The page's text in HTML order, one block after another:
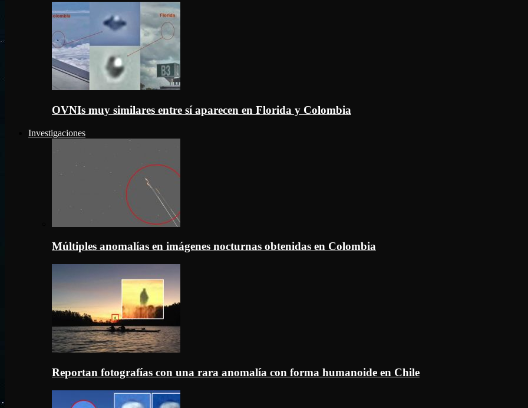
OVNIs muy similares entre sí aparecen en Florida y Colombia
Investigaciones
Múltiples anomalías en imágenes nocturnas obtenidas en Colombia
Reportan fotografías con una rara anomalía con forma humanoide en Chile